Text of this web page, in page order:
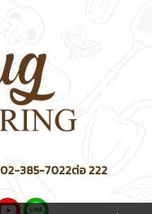
02-385-7022ต่อ 222